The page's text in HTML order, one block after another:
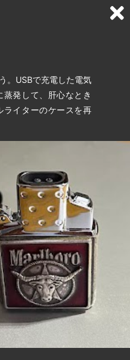
。USBで充電した電気
発して、肝心なとき
ライターのケースを再